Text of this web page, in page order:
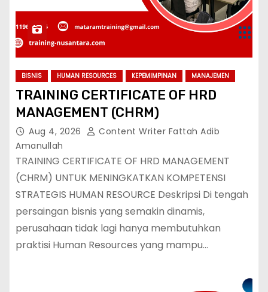
BISNIS HUMAN RESOURCES KEPEMIMPINAN MANAJEMEN
TRAINING CERTIFICATE OF HRD
MANAGEMENT (CHRM)
Aug 4, 2026
Content Writer Fattah Adib
Amanullah
TRAINING CERTIFICATE OF HRD MANAGEMENT
(CHRM) UNTUK MENINGKATKAN KOMPETENSI
STRATEGIS HUMAN RESOURCE Deskripsi Di tengah
persaingan bisnis yang semakin dinamis,
perusahaan tidak lagi hanya membutuhkan
praktisi Human Resources yang mampu…